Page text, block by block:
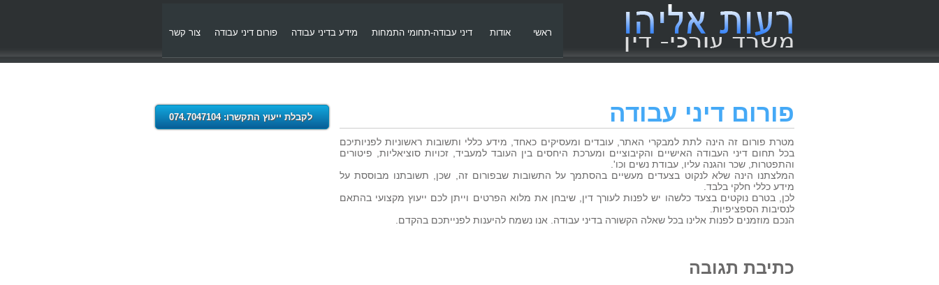
ראשי אודות דיני עבודה-תחומי התמחות מידע בדיני עבודה פורום דיני עבודה צור קשר
פורום דיני עבודה
מטרת פורום זה הינה לתת למבקרי האתר, עובדים ומעסיקים כאחד, מידע כללי ותשובות ראשוניות לפניותיכם
בכל תחום דיני העבודה האישיים והקיבוציים ומערכת היחסים בין העובד למעביד, זכויות סוציאליות, פיטורים
והתפטרות, שכר והגנה עליו, עבודת נשים וכו'.
המלצתנו הינה שלא לנקוט בצעדים מעשיים בהסתמך על התשובות שבפורום זה, שכן, תשובתנו מבוססת על
מידע כללי חלקי בלבד.
לכן, בטרם נוקטים בצעד כלשהו יש לפנות לעורך דין, שיבחן את מלוא הפרטים וייתן לכם ייעוץ מקצועי בהתאם
לנסיבות הספציפיות.
הנכם מוזמנים לפנות אלינו בכל שאלה הקשורה בדיני עבודה. אנו נשמח להיענות לפנייתכם בהקדם.
כתיבת תגובה